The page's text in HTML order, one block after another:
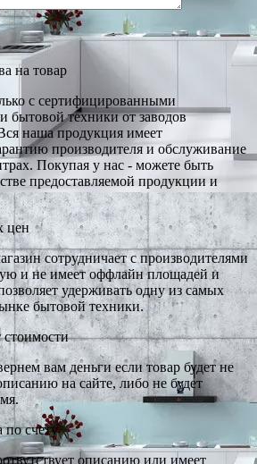
на товар
с сертифицированными
бытовой техники от заводов
наша продукция имеет
производителя и обслуживание
Покупая у нас - можете быть
предоставляемой продукции и
цен
сотрудничает с производителями
и не имеет оффлайн площадей и
удерживать одну из самых
бытовой техники.
вам деньги если товар будет не
на сайте, либо не будет
по счету
описанию или имеет